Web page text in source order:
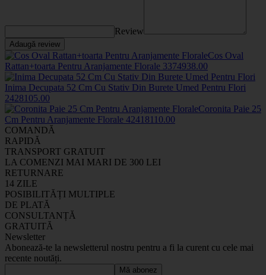
Review
Adaugă review
Cos Oval
Rattan+toarta Pentru Aranjamente Florale 3374938.00
Inima Decupata 52 Cm Cu Stativ Din Burete Umed Pentru Flori
2428105.00
Coronita Paie 25
Cm Pentru Aranjamente Florale 424181 10.00
COMANDĂ
RAPIDĂ
TRANSPORT GRATUIT
LA COMENZI MAI MARI DE 300 LEI
RETURNARE
14 ZILE
POSIBILITĂȚI MULTIPLE
DE PLATĂ
CONSULTANȚĂ
GRATUITĂ
Newsletter
Abonează-te la newsletterul nostru pentru a fi la curent cu cele mai
recente noutăți.
Mă abonez